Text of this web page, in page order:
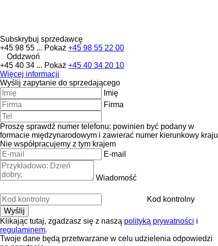
Subskrybuj sprzedawcę
+45 98 55 ... Pokaż +45 98 55 22 00
Oddzwoń
+45 40 34 ... Pokaż +45 40 34 20 10
Więcej informacji
Wyślij zapytanie do sprzedającego
Imię
Firma
Proszę sprawdź numer telefonu: powinien być podany w
formacie międzynarodowym i zawierać numer kierunkowy kraju
Nie współpracujemy z tym krajem
E-mail
Wiadomość
Kod kontrolny
Klikając tutaj, zgadzasz się z naszą polityką prywatności i
regulaminem.
Twoje dane będą przetwarzane w celu udzielenia odpowiedzi